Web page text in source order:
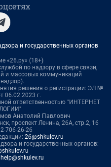
и государственных органов
«26.ру» (18+)
по надзору в сфере связи,
и массовых коммуникаций
решения о регистрации: ЭЛ №
06.02.2023 г.
ответственностью "ИНТЕРНЕТ
Анатолий Павлович
проспект Ленина, 26А, стр.2, 16
706-26-26
26@shkulev.ru
и государственных органов:
help@shkulev.ru